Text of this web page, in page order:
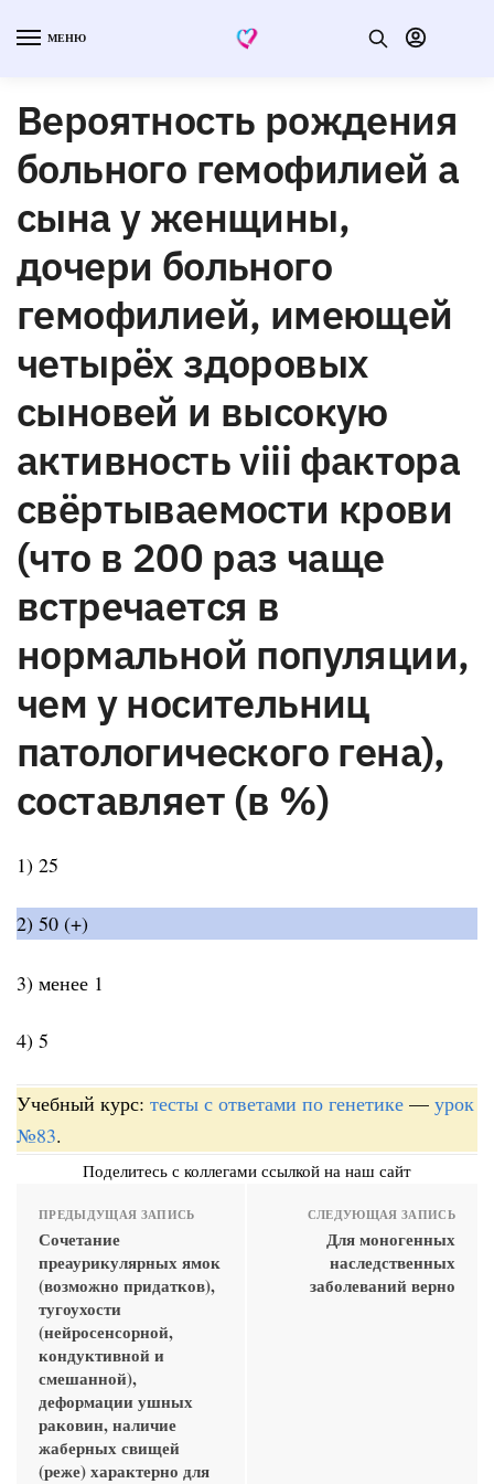
МЕНЮ
Вероятность рождения
больного гемофилией а
сына у женщины,
дочери больного
гемофилией, имеющей
четырёх здоровых
сыновей и высокую
активность viii фактора
свёртываемости крови
(что в 200 раз чаще
встречается в
нормальной популяции,
чем у носительниц
патологического гена),
составляет (в %)
1) 25
2) 50 (+)
3) менее 1
4) 5
Учебный курс: тесты с ответами по генетике — урок
№83.
Поделитесь с коллегами ссылкой на наш сайт
ПРЕДЫДУЩАЯ ЗАПИСЬ
Сочетание
преаурикулярных ямок
(возможно придатков),
тугоухости
(нейросенсорной,
кондуктивной и
смешанной),
деформации ушных
раковин, наличие
жаберных свищей
(реже) характерно для
СЛЕДУЮЩАЯ ЗАПИСЬ
Для моногенных
наследственных
заболеваний верно